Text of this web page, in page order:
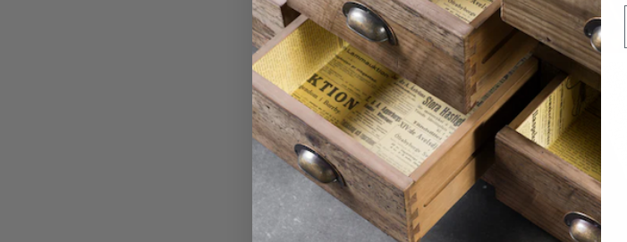
ניילון בלבד ובמידה ולא יעמוד בצפיותיו יהיה הלקוח רשאי לבצע
החלפה למזרן אחר אך לא להזדכות כספית
ב. הלקוח יהיה חייב לשלוח תמונות על מנת לוודא כי אין למזרן
כתמים / קרעים.
600 שח בעבור החזרת המזרן והחלפת הבד
ד. במידה ובעת החלפת המזרן הלקוח יבחר דגם שעלותו פחותה
YES, I AM